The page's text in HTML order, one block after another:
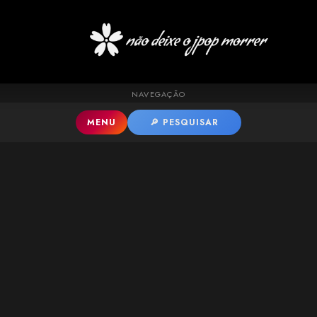
Pular para o conteúdo principal
NAVEGAÇÃO
MENU 🔎 PESQUISAR